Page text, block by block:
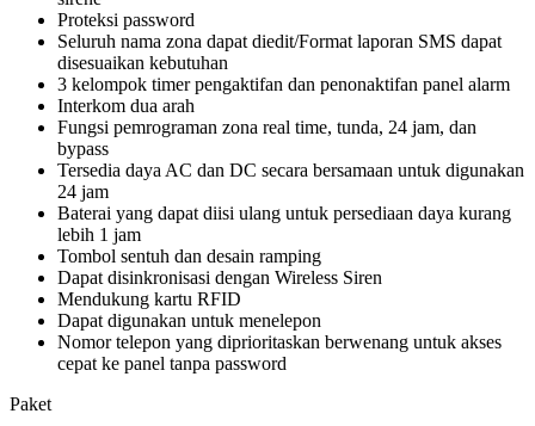
Proteksi password
Seluruh nama zona dapat diedit/Format laporan SMS dapat
disesuaikan kebutuhan
3 kelompok timer pengaktifan dan penonaktifan panel alarm
Interkom dua arah
Fungsi pemrograman zona real time, tunda, 24 jam, dan
bypass
Tersedia daya AC dan DC secara bersamaan untuk digunakan
24 jam
Baterai yang dapat diisi ulang untuk persediaan daya kurang
lebih 1 jam
Tombol sentuh dan desain ramping
Dapat disinkronisasi dengan Wireless Siren
Mendukung kartu RFID
Dapat digunakan untuk menelepon
Nomor telepon yang diprioritaskan berwenang untuk akses
cepat ke panel tanpa password
Paket